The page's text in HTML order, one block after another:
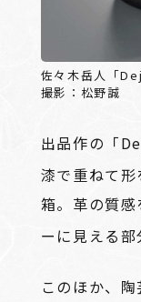
佐々木岳人「
撮影：松野誠
出品作の「
漆で重ねて形
箱。革の質
ーに見える部
このほか、